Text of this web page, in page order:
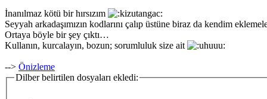
İnanılmaz kötü bir hırsızım
Seyyah arkadaşımızın kodlarını çalıp üstüne biraz da kendim
Ortaya böyle bir şey çıktı…
Kullanın, kurcalayın, bozun; sorumluluk size ait
--> Önizleme
Dilber belirtilen dosyaları ekledi: